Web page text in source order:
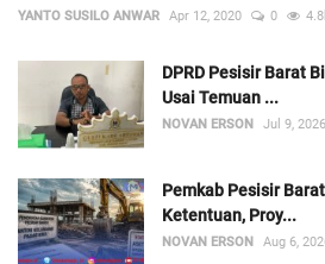
YANTO SUSILO ANWAR Apr 12, 2020 0
DPRD Pesisir Barat
Usai Temuan ...
NOVAN ERSON Jul 9, 2026
Pemkab Pesisir
Ketentuan, Proy...
NOVAN ERSON Aug 6,